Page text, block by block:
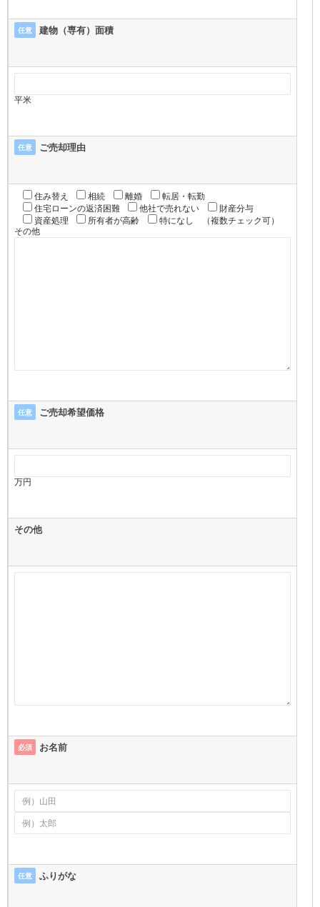
任意 建物（専有）面積
平米
任意 ご売却理由
住み替え 相続 離婚
転居・転勤
住宅ローンの返済困難
他社で売れない
財産分与
資産処理
所有者が高齢 特になし
（複数チェック可）
その他
任意 ご売却希望価格
万円
その他
必須 お名前
任意 ふりがな